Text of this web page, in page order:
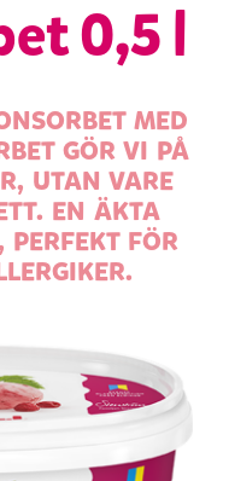
0,5 l
MED
GÖR VI PÅ
UTAN VARE
EN ÄKTA
PERFEKT FÖR